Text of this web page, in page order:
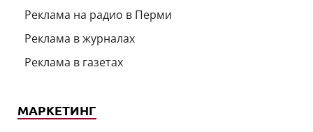
Реклама на радио в Перми
Реклама в журналах
Реклама в газетах
МАРКЕТИНГ